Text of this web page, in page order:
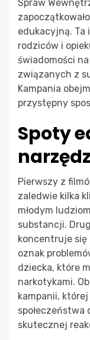
Spraw
edukacyjną. Ta
rodziców i
świadomości
związanych z
Kampania
przystępny
Spoty
Pierwszy z
zaledwie kilka
młodym
substancji.
koncentruje
oznak
dziecka, które
narkotykami.
kampanii,
skutecznej